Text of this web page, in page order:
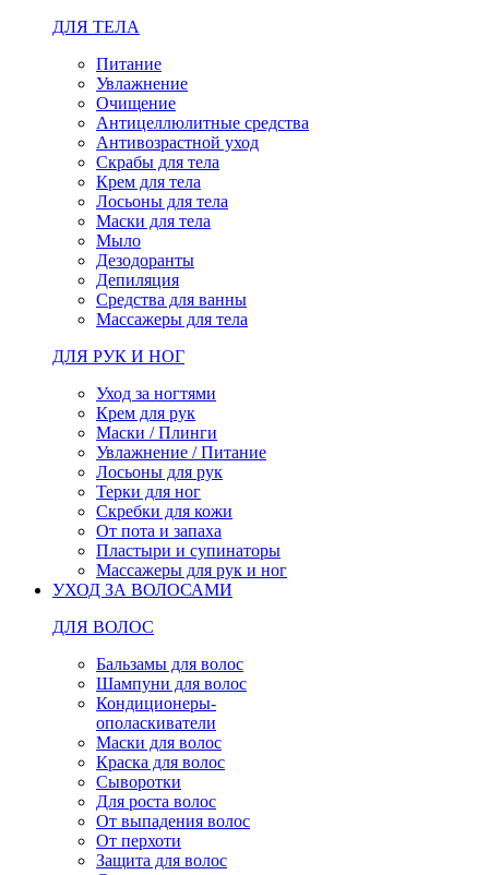
ДЛЯ ТЕЛА
Питание
Увлажнение
Очищение
Антицеллюлитные средства
Антивозрастной уход
Скрабы для тела
Крем для тела
Лосьоны для тела
Маски для тела
Мыло
Дезодоранты
Депиляция
Средства для ванны
Массажеры для тела
ДЛЯ РУК И НОГ
Уход за ногтями
Крем для рук
Маски / Плинги
Увлажнение / Питание
Лосьоны для рук
Терки для ног
Скребки для кожи
От пота и запаха
Пластыри и супинаторы
Массажеры для рук и ног
УХОД ЗА ВОЛОСАМИ
ДЛЯ ВОЛОС
Бальзамы для волос
Шампуни для волос
Кондиционеры-
ополаскиватели
Маски для волос
Краска для волос
Сыворотки
Для роста волос
От выпадения волос
От перхоти
Защита для волос